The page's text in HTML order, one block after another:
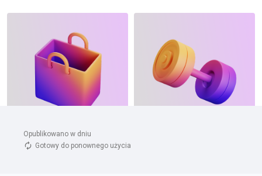
Opublikowano w dniu
Gotowy do ponownego użycia